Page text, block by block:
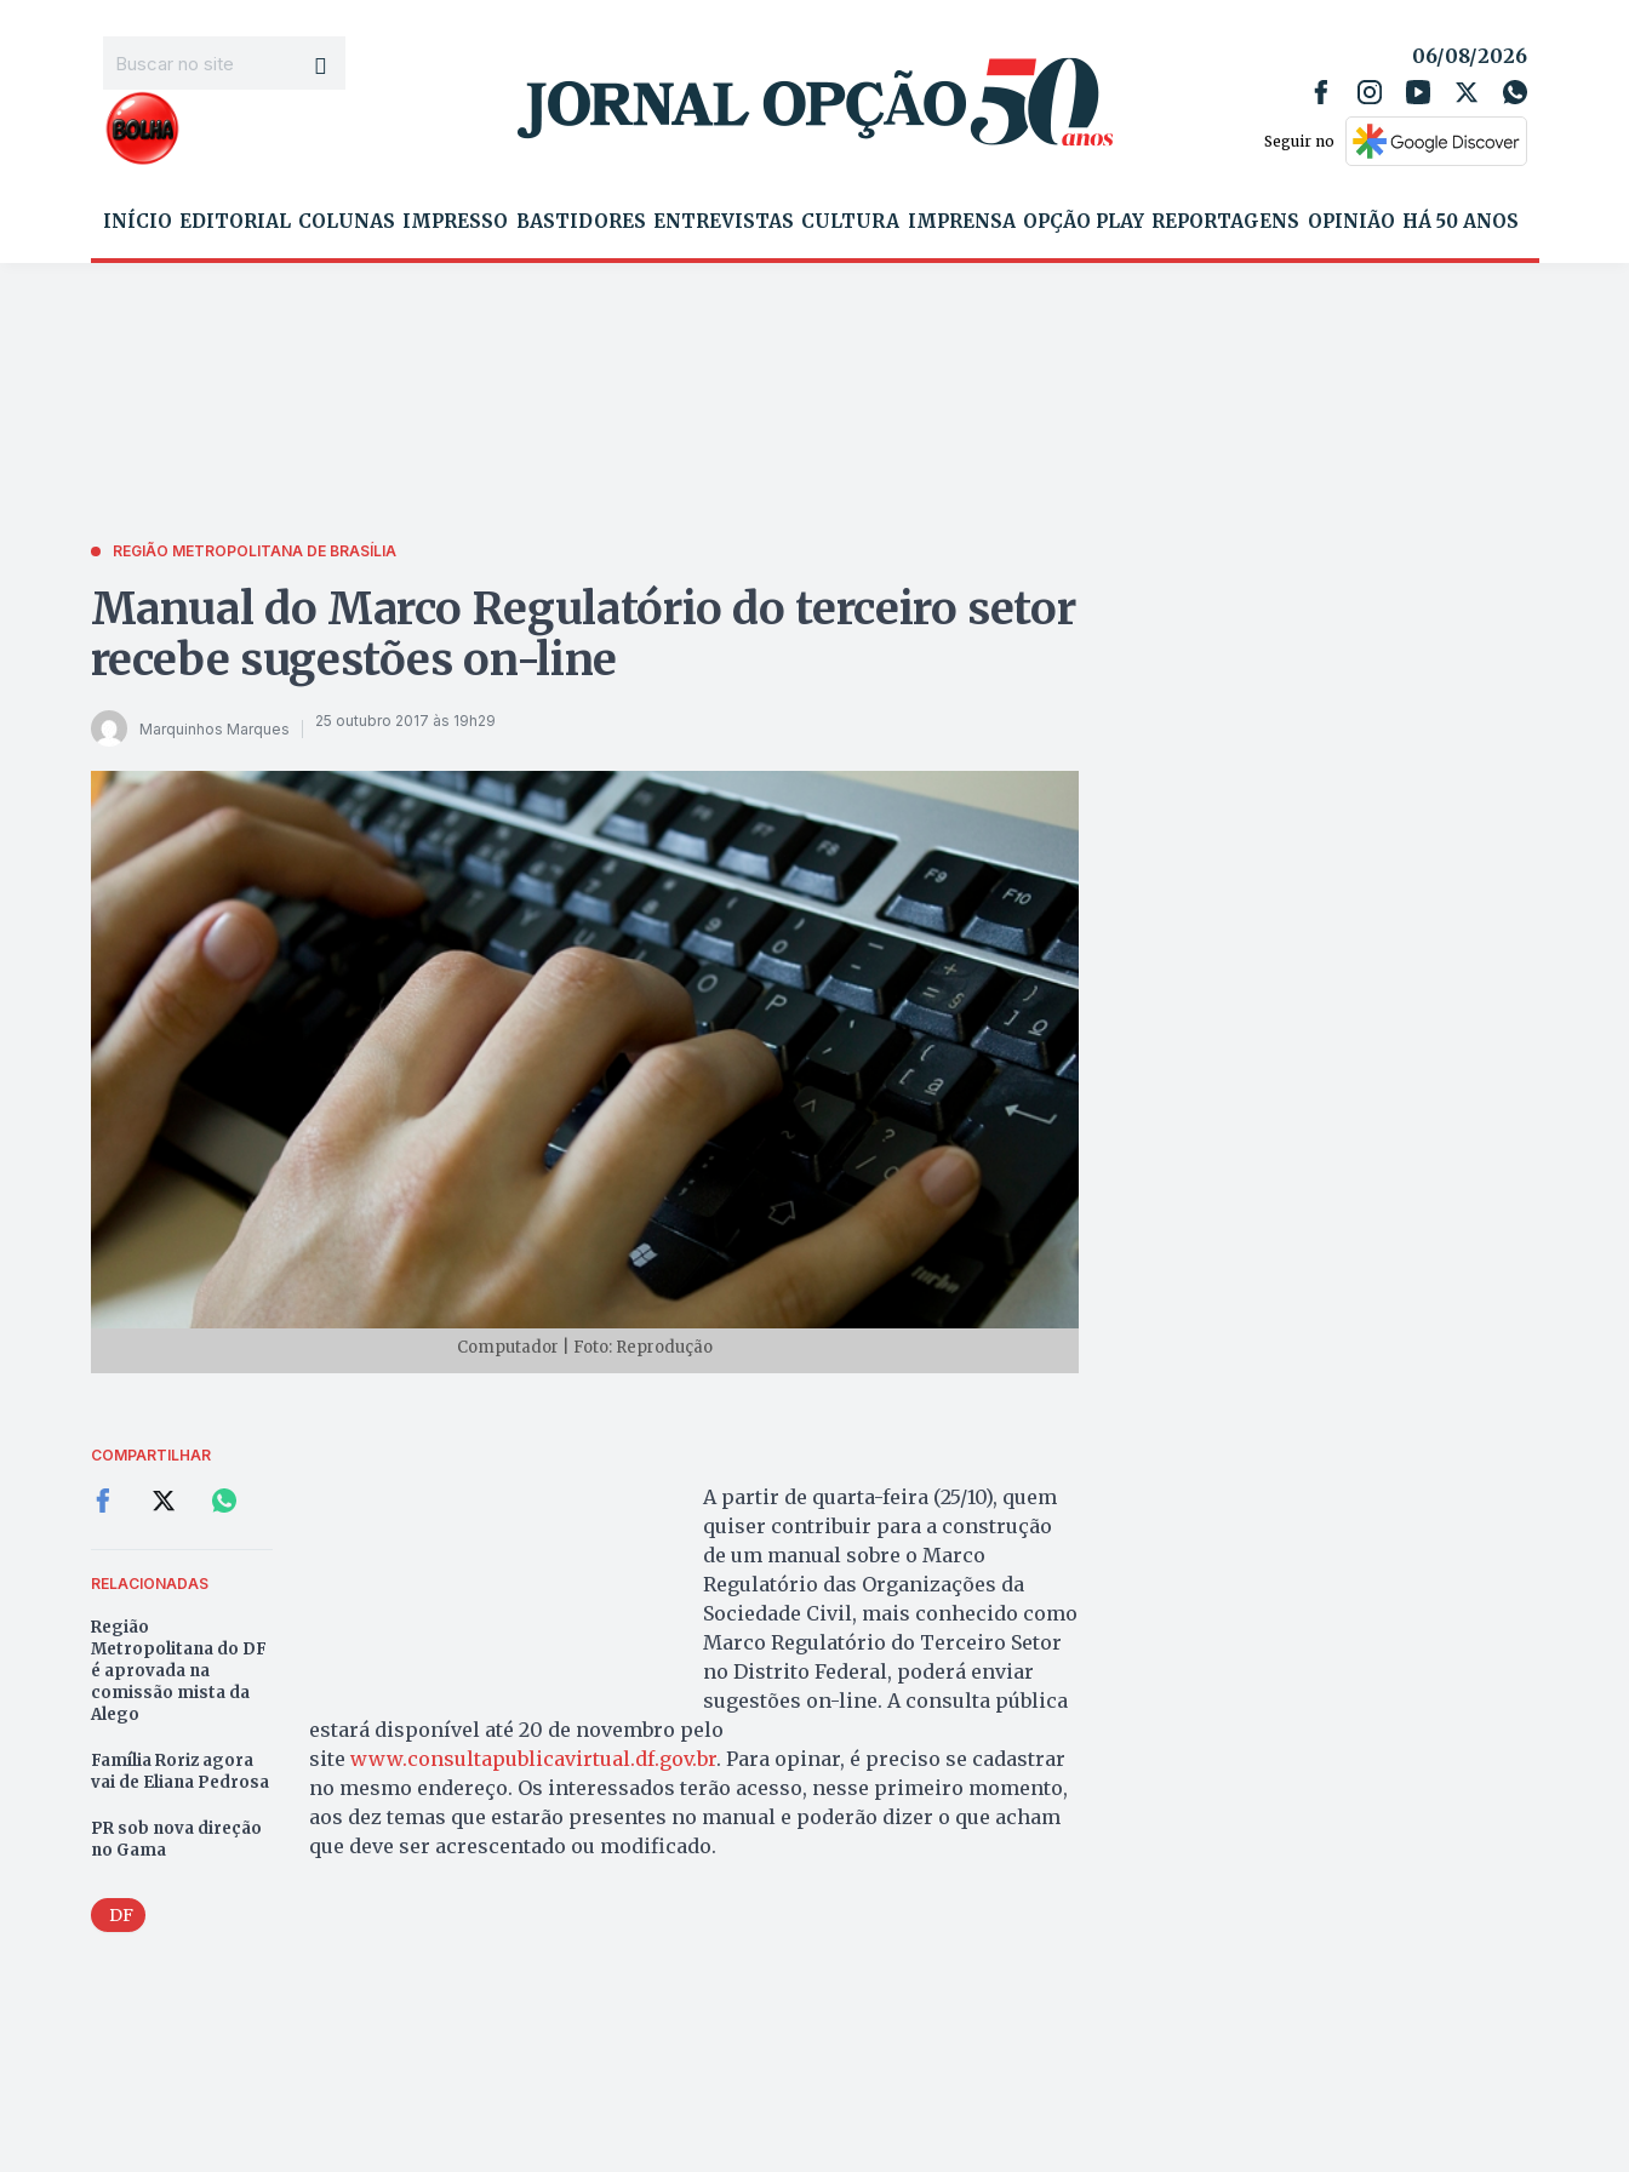
06/08/2026
Seguir no
INÍCIO EDITORIAL COLUNAS IMPRESSO BASTIDORES ENTREVISTAS CULTURA IMPRENSA OPÇÃO PLAY REPORTAGENS OPINIÃO HÁ 50 ANOS
REGIÃO METROPOLITANA DE BRASÍLIA
Manual do Marco Regulatório do terceiro setor
recebe sugestões on-line
Marquinhos Marques 25 outubro 2017 às 19h29
Computador | Foto: Reprodução
COMPARTILHAR
RELACIONADAS
Região
Metropolitana do DF
é aprovada na
comissão mista da
Alego
Família Roriz agora
vai de Eliana Pedrosa
PR sob nova direção
no Gama
DF
A partir de quarta-feira (25/10), quem
quiser contribuir para a construção
de um manual sobre o Marco
Regulatório das Organizações da
Sociedade Civil, mais conhecido como
Marco Regulatório do Terceiro Setor
no Distrito Federal, poderá enviar
sugestões on-line. A consulta pública
estará disponível até 20 de novembro pelo
site www.consultapublicavirtual.df.gov.br. Para opinar, é preciso se cadastrar
no mesmo endereço. Os interessados terão acesso, nesse primeiro momento,
aos dez temas que estarão presentes no manual e poderão dizer o que acham
que deve ser acrescentado ou modificado.